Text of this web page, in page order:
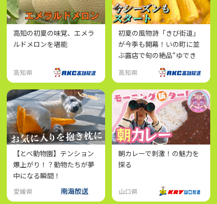
高知の初夏の味覚、エメラ
ルドメロンを堪能
高知県
初夏の風物詩「きび街道」
が今季も開幕！いの町に並
ぶ露店で旬の絶品“ゆでき
び”を味わおう
高知県
【とべ動物園】テンション
爆上がり！？動物たちが夢
中になる瞬間！
愛媛県
朝カレーで刺激！の魅力を
探る
山口県